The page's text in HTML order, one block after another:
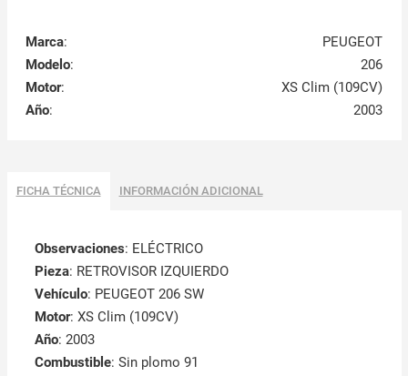
Marca:
PEUGEOT
Modelo:
206
Motor:
XS Clim (109CV)
Año: 2003
FICHA TÉCNICA INFORMACIÓN ADICIONAL
Observaciones: ELÉCTRICO
Pieza: RETROVISOR IZQUIERDO
Vehículo: PEUGEOT 206 SW
Motor: XS Clim (109CV)
Año: 2003
Combustible: Sin plomo 91